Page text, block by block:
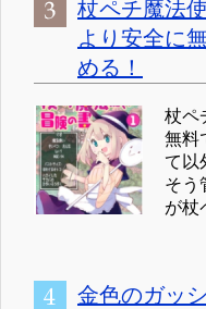
杖ペチ魔法
より安全に
める！
杖ペ
無料
て以
そう
が杖
金色のガッ